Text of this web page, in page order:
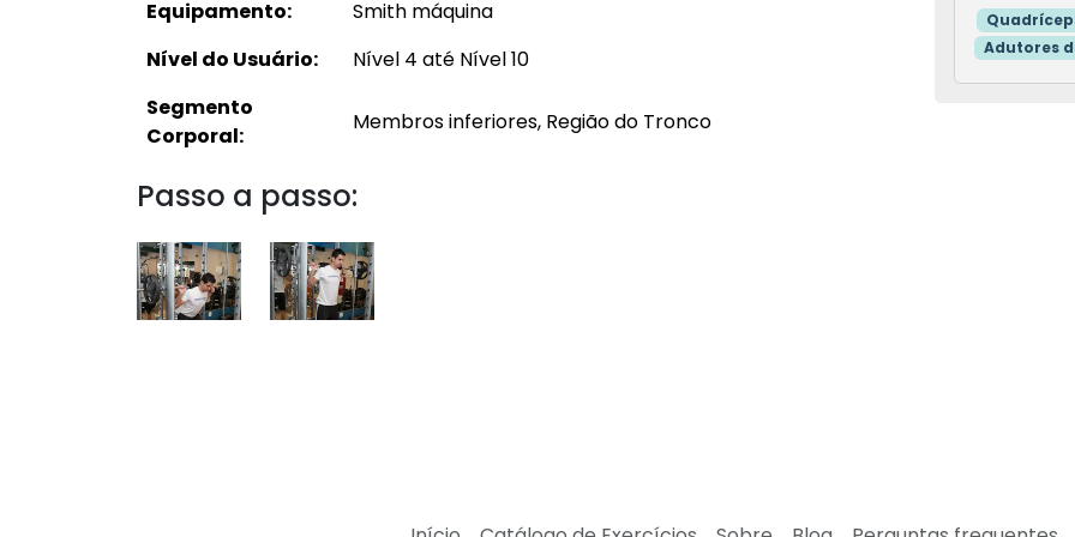
Equipamento:
Smith máquina
Nível do Usuário:
Nível 4 até Nível 10
Segmento
Corporal:
Membros inferiores, Região do Tronco
Passo a passo: